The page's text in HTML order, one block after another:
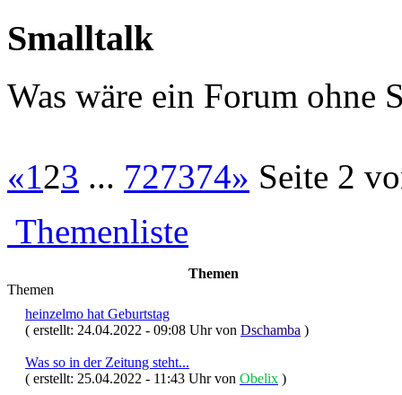
Smalltalk
Was wäre ein Forum ohne
«123 ... 727374» Seite 2
Themenliste
Themen
Themen
heinzelmo hat Geburtstag
( erstellt: 24.04.2022 - 09:08 Uhr von Dschamba )
Was so in der Zeitung steht...
( erstellt: 25.04.2022 - 11:43 Uhr von Obelix )